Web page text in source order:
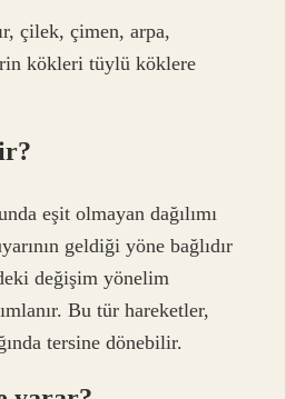
çilek, çimen, arpa,
kökleri tüylü köklere
eşit olmayan dağılımı
geldiği yöne bağlıdır
değişim yönelim
Bu tür hareketler,
tersine dönebilir.